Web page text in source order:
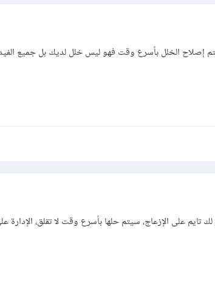
إصلاح الخلل بأسرع وقت فهو ليس خلل لديك بل جميع
تايم على الإزعاج، سيتم حلها بأسرع وقت لا تقلق، الإدارة